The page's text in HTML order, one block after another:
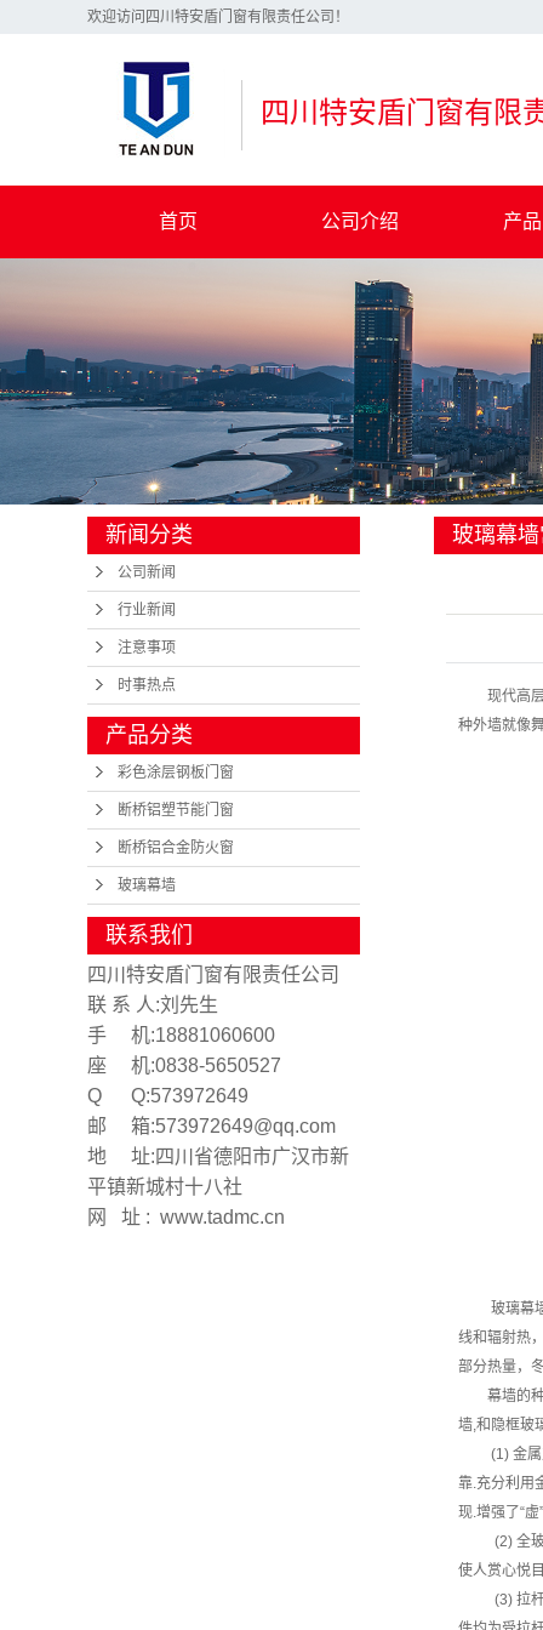
欢迎访问四川特安盾门窗有限责任公司！
四川特安盾门窗有限
首页 公司介绍
公司简介
企业文化
荣誉资质
厂区展示
联系我们
产
断桥铝
玻
新闻分类
公司新闻
行业新闻
注意事项
时事热点
产品分类
彩色涂层钢板门窗
断桥铝塑节能门窗
断桥铝合金防火窗
玻璃幕墙
联系我们
四川特安盾门窗有限责任公司
联 系 人:刘先生
手 机:18881060600
座 机:0838-5650527
Q Q:573972649
邮 箱:573972649@qq.com
地 址:四川省德阳市广汉市新
平镇新城村十八社
网 址 : www.tadmc.cn
玻璃幕
现代高
种外墙就像
玻璃幕
线和辐射热
部分热量，
幕墙的
墙,和隐框玻
(1) 金
靠.充分利用
现.增强了“虚
(2) 全
使人赏心悦
(3) 拉